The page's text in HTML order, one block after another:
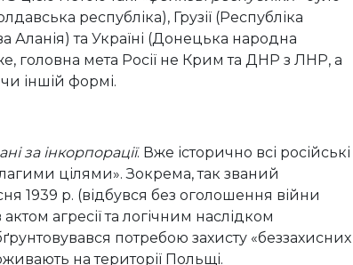
республіка), Грузії (Республіка
Аланія) та Україні (Донецька народна
головна мета Росії не Крим та ДНР з ЛНР, а
іншій формі.
за інкорпорації. Вже історично всі російські
цілями». Зокрема, так званий
1939 р. (відбувся без оголошення війни
агресії та логічним наслідком
потребою захисту «беззахисних
на території Польщі.